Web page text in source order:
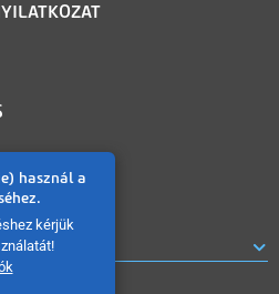
használ a
kérjük